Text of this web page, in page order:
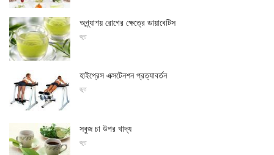
অগ্ন্যাশয় রোগের ক্ষেত্রে ডায়াবেটিস
জুত
হাইপ্রেস এক্সটেনশন প্রত্যাবর্তন
জুত
সবুজ চা উপর খাদ্য
জুত